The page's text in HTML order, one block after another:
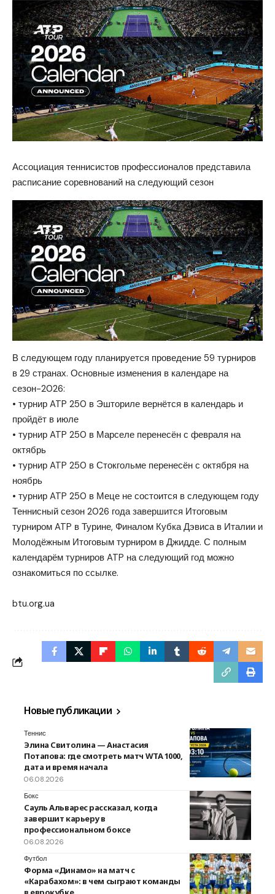
Ассоциация теннисистов профессионалов представила
расписание соревнований на следующий сезон
В следующем году планируется проведение 59 турниров
в 29 странах. Основные изменения в календаре на
сезон-2026:
• турнир ATP 250 в Эшториле вернётся в календарь и
пройдёт в июле
• турнир ATP 250 в Марселе перенесён с февраля на
октябрь
• турнир ATP 250 в Стокгольме перенесён с октября на
ноябрь
• турнир ATP 250 в Меце не состоится в следующем году
Теннисный сезон 2026 года завершится Итоговым
турниром ATP в Турине, Финалом Кубка Дэвиса в Италии и
Молодёжным Итоговым турниром в Джидде. С полным
календарём турниров ATP на следующий год можно
ознакомиться по ссылке.
btu.org.ua
Новые публикации
Теннис
Элина Свитолина — Анастасия
Потапова: где смотреть матч WTA 1000,
дата и время начала
06.08.2026
Бокс
Сауль Альварес рассказал, когда
завершит карьеру в
профессиональном боксе
06.08.2026
Футбол
Форма «Динамо» на матч с
«Карабахом»: в чем сыграют команды